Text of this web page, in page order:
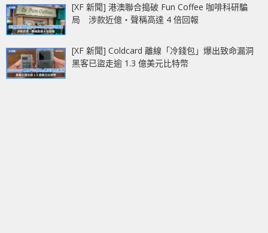
[XF 新聞] 港澳聯合搗破 Fun Coffee 咖啡科研騙
局 涉款近億‧聲稱高達 4 倍回報
[XF 新聞] Coldcard 離線「冷錢包」爆出致命漏洞
黑客已盜走逾 1.3 億美元比特幣